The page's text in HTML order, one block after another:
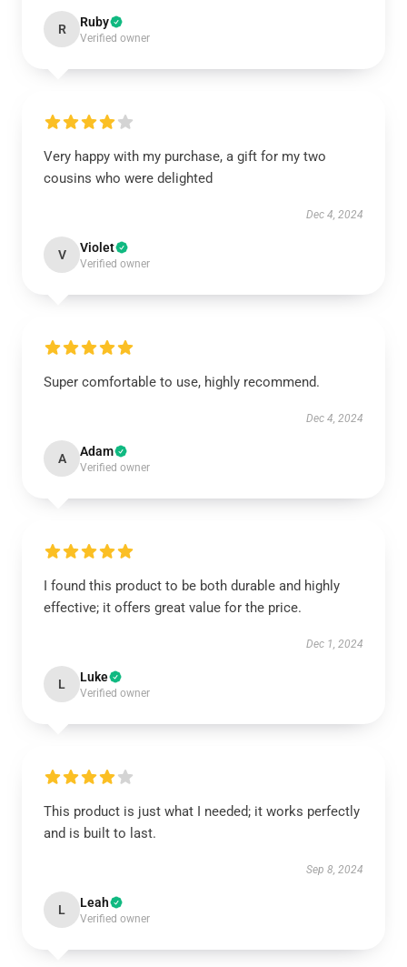
R Ruby
Verified owner
Very happy with my purchase, a gift for my two
cousins who were delighted
Dec 4, 2024
V Violet
Verified owner
Super comfortable to use, highly recommend.
Dec 4, 2024
A Adam
Verified owner
I found this product to be both durable and highly
effective; it offers great value for the price.
Dec 1, 2024
L Luke
Verified owner
This product is just what I needed; it works perfectly
and is built to last.
Sep 8, 2024
L Leah
Verified owner